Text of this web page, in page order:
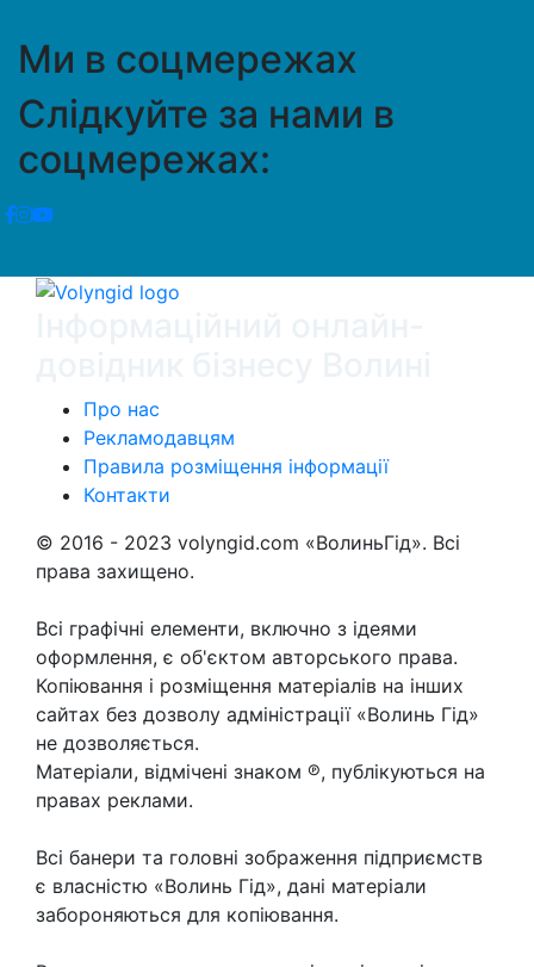
Ми в соцмережах
Слідкуйте за нами в
соцмережах:
Про нас
Рекламодавцям
Правила розміщення інформації
Контакти
© 2016 - 2023 volyngid.com «ВолиньГід». Всі
права захищено.
Всі графічні елементи, включно з ідеями
оформлення, є об'єктом авторського права.
Копіювання і розміщення матеріалів на інших
сайтах без дозволу адміністрації «Волинь Гід»
не дозволяється.
Матеріали, відмічені знаком ℗, публікуються на
правах реклами.
Всі банери та головні зображення підприємств
є власністю «Волинь Гід», дані матеріали
забороняються для копіювання.